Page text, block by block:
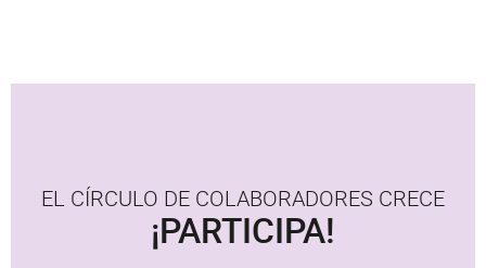
EL CÍRCULO DE COLABORADORES CRECE
¡PARTICIPA!